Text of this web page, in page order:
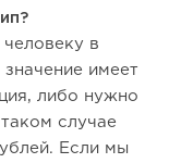
в
имеет
либо нужно
случае
Если мы